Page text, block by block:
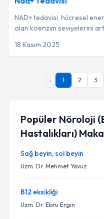
NAD+ tedavisi, hücresel
olan koenzim seviyelerini
18 Kasım 2025
‹ 1 2 3
Popüler Nöroloji
Hastalıkları)
Sağ beyin, sol beyin
Uzm. Dr. Mehmet Yavuz
B12 eksikliği
Uzm. Dr. Ebru Ergin